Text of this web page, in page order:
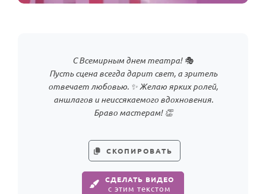
С Всемирным днем театра! 🎭
Пусть сцена всегда дарит свет, а зритель
отвечает любовью. ✨ Желаю ярких ролей,
аншлагов и неиссякаемого вдохновения.
Браво мастерам! 👏
СКОПИРОВАТЬ
СДЕЛАТЬ ВИДЕО
с этим текстом